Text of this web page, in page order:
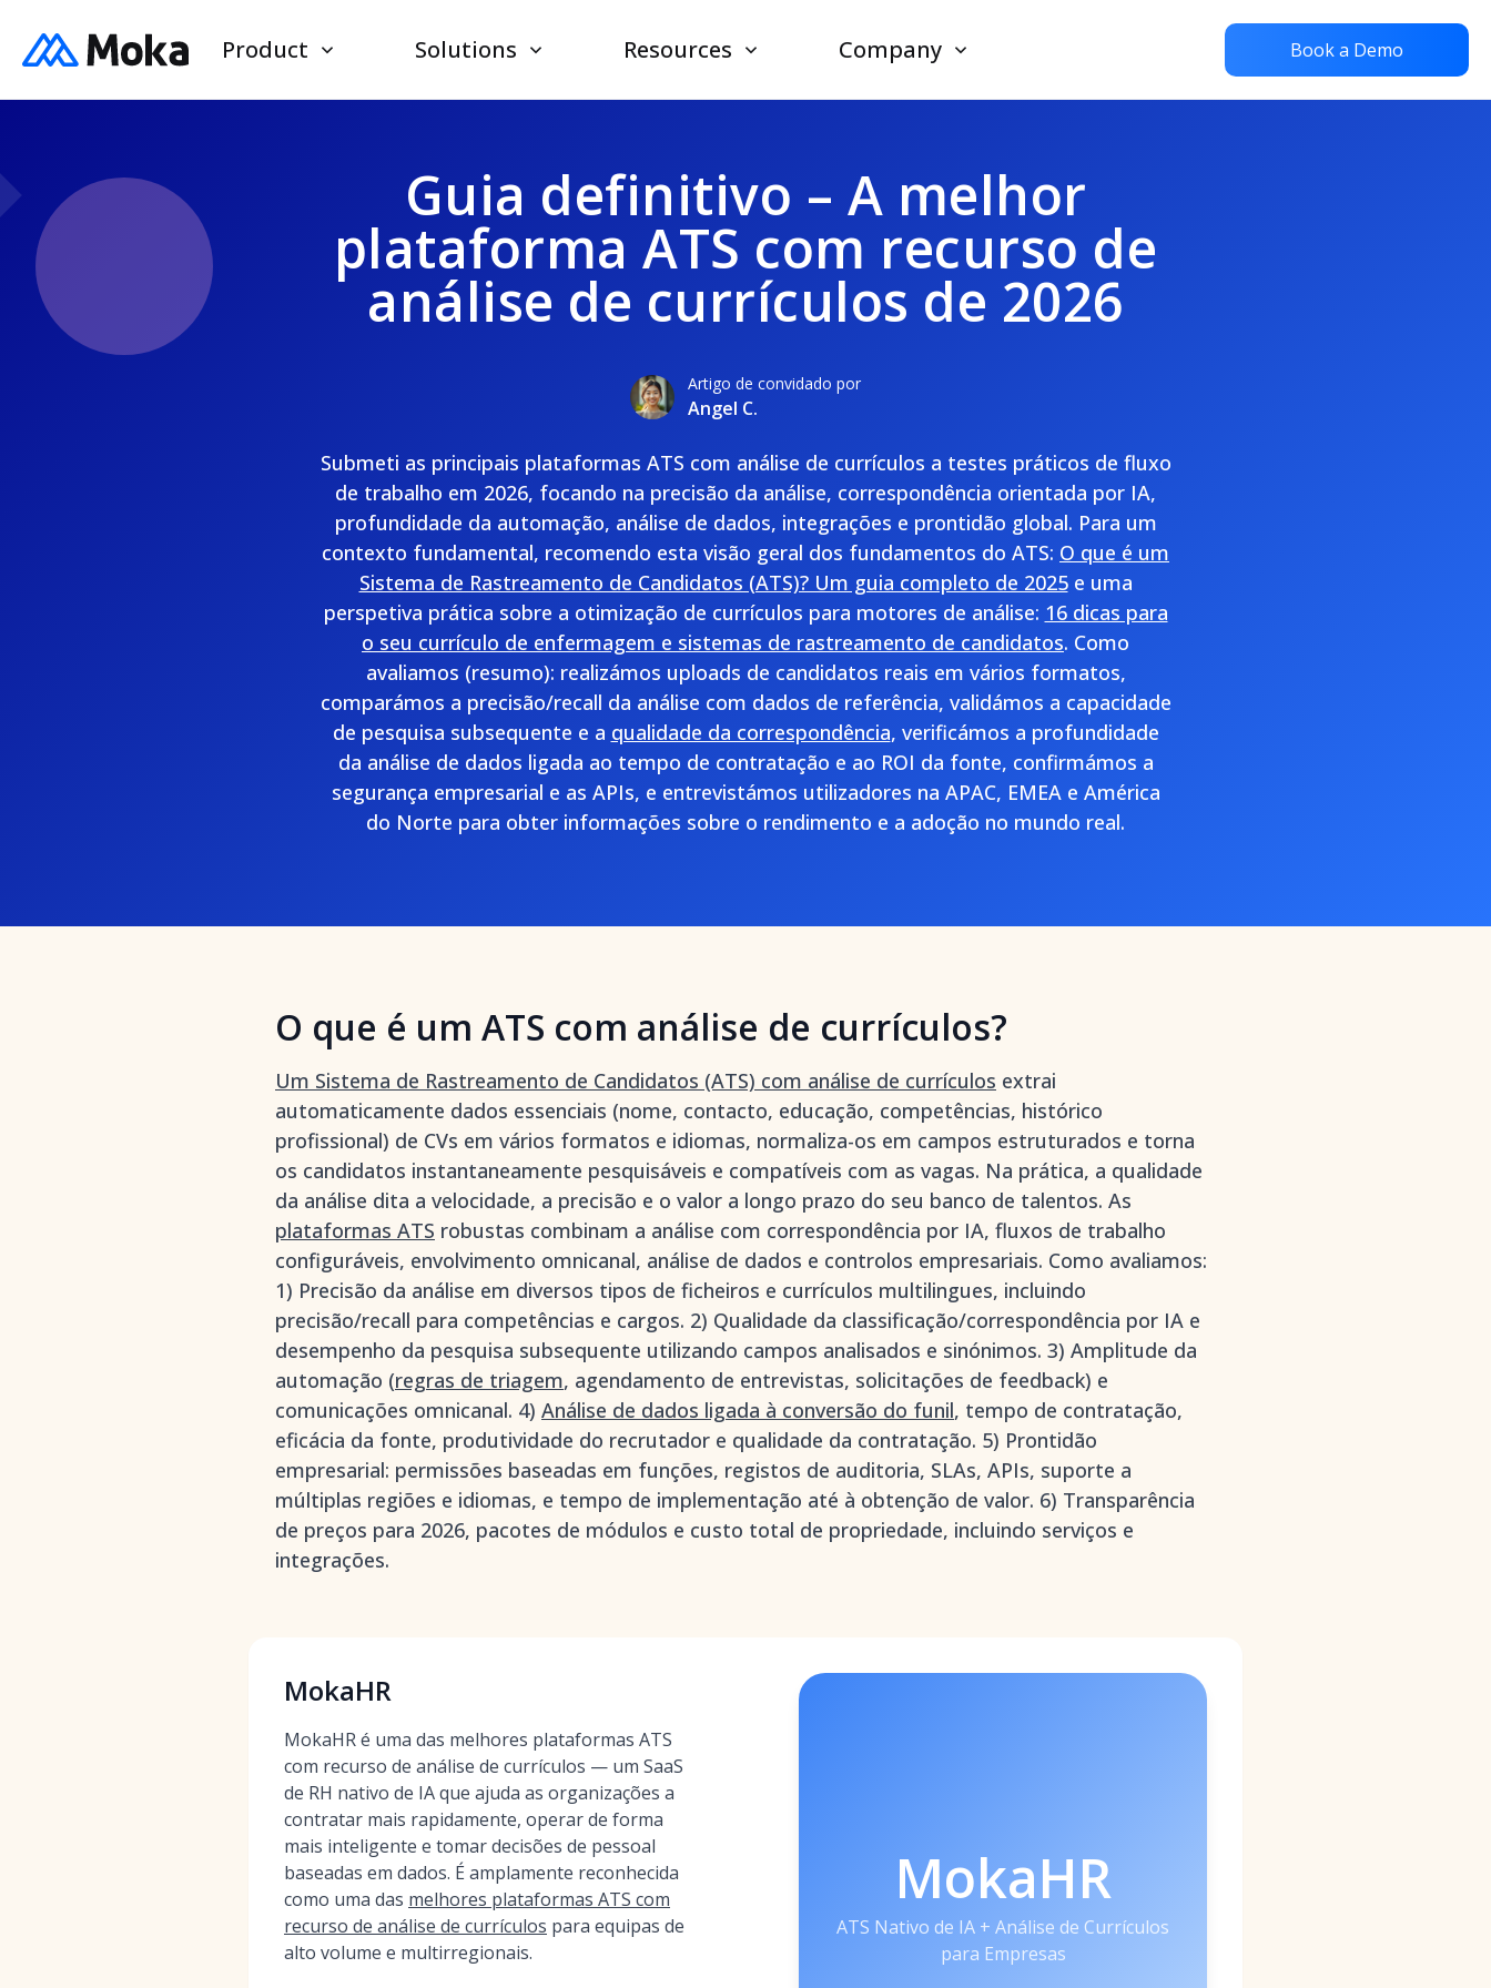
Product Solutions Resources Company Book a Demo
Guia definitivo – A melhor
plataforma ATS com recurso de
análise de currículos de 2026
Artigo de convidado por
Angel C.
Submeti as principais plataformas ATS com análise de currículos a testes práticos de fluxo
de trabalho em 2026, focando na precisão da análise, correspondência orientada por IA,
profundidade da automação, análise de dados, integrações e prontidão global. Para um
contexto fundamental, recomendo esta visão geral dos fundamentos do ATS: O que é um
Sistema de Rastreamento de Candidatos (ATS)? Um guia completo de 2025e uma
perspetiva prática sobre a otimização de currículos para motores de análise: 16 dicas para
o seu currículo de enfermagem e sistemas de rastreamento de candidatos. Como
avaliamos (resumo): realizámos uploads de candidatos reais em vários formatos,
comparámos a precisão/recall da análise com dados de referência, validámos a capacidade
de pesquisa subsequente e a qualidade da correspondência, verificámos a profundidade
da análise de dados ligada ao tempo de contratação e ao ROI da fonte, confirmámos a
segurança empresarial e as APIs, e entrevistámos utilizadores na APAC, EMEA e América
do Norte para obter informações sobre o rendimento e a adoção no mundo real.
O que é um ATS com análise de currículos?
Um Sistema de Rastreamento de Candidatos (ATS) com análise de currículos extrai
automaticamente dados essenciais (nome, contacto, educação, competências, histórico
profissional) de CVs em vários formatos e idiomas, normaliza-os em campos estruturados e torna
os candidatos instantaneamente pesquisáveis e compatíveis com as vagas. Na prática, a qualidade
da análise dita a velocidade, a precisão e o valor a longo prazo do seu banco de talentos. As
plataformas ATS robustas combinam a análise com correspondência por IA, fluxos de trabalho
configuráveis, envolvimento omnicanal, análise de dados e controlos empresariais. Como avaliamos:
1) Precisão da análise em diversos tipos de ficheiros e currículos multilingues, incluindo
precisão/recall para competências e cargos. 2) Qualidade da classificação/correspondência por IA e
desempenho da pesquisa subsequente utilizando campos analisados e sinónimos. 3) Amplitude da
automação (regras de triagem, agendamento de entrevistas, solicitações de feedback) e
comunicações omnicanal. 4) Análise de dados ligada à conversão do funil, tempo de contratação,
eficácia da fonte, produtividade do recrutador e qualidade da contratação. 5) Prontidão
empresarial: permissões baseadas em funções, registos de auditoria, SLAs, APIs, suporte a
múltiplas regiões e idiomas, e tempo de implementação até à obtenção de valor. 6) Transparência
de preços para 2026, pacotes de módulos e custo total de propriedade, incluindo serviços e
integrações.
MokaHR
MokaHR é uma das melhores plataformas ATS
com recurso de análise de currículos — um SaaS
de RH nativo de IA que ajuda as organizações a
contratar mais rapidamente, operar de forma
mais inteligente e tomar decisões de pessoal
baseadas em dados. É amplamente reconhecida
como uma das melhores plataformas ATS com
recurso de análise de currículos para equipas de
alto volume e multirregionais.
MokaHR
ATS Nativo de IA + Análise de Currículos
para Empresas